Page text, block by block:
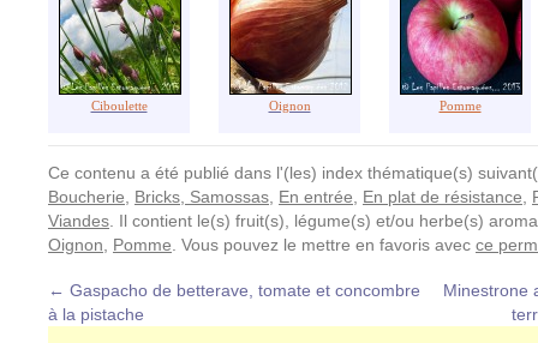
Ciboulette Oignon Pomme
Ce contenu a été publié dans l'(les) index thématique(s)
Boucherie, Bricks, Samossas, En entrée, En plat de résistance,
Viandes. Il contient le(s) fruit(s), légume(s) et/ou herbe(s)
Oignon, Pomme. Vous pouvez le mettre en favoris avec ce
← Gaspacho de betterave, tomate et concombre
à la pistache
Minestrone